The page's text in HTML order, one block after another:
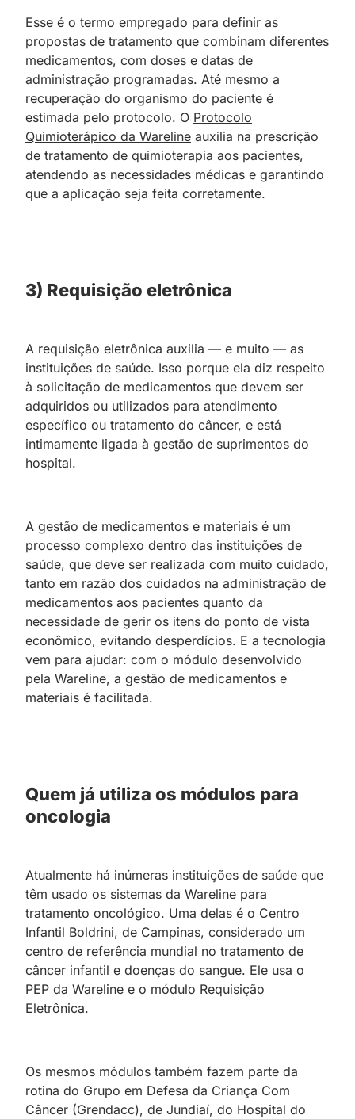
Esse é o termo empregado para definir as
propostas de tratamento que combinam diferentes
medicamentos, com doses e datas de
administração programadas. Até mesmo a
recuperação do organismo do paciente é
estimada pelo protocolo. O Protocolo
Quimioterápico da Wareline auxilia na prescrição
de tratamento de quimioterapia aos pacientes,
atendendo as necessidades médicas e garantindo
que a aplicação seja feita corretamente.
3) Requisição eletrônica
A requisição eletrônica auxilia — e muito — as
instituições de saúde. Isso porque ela diz respeito
à solicitação de medicamentos que devem ser
adquiridos ou utilizados para atendimento
específico ou tratamento do câncer, e está
intimamente ligada à gestão de suprimentos do
hospital.
A gestão de medicamentos e materiais é um
processo complexo dentro das instituições de
saúde, que deve ser realizada com muito cuidado,
tanto em razão dos cuidados na administração de
medicamentos aos pacientes quanto da
necessidade de gerir os itens do ponto de vista
econômico, evitando desperdícios. E a tecnologia
vem para ajudar: com o módulo desenvolvido
pela Wareline, a gestão de medicamentos e
materiais é facilitada.
Quem já utiliza os módulos para
oncologia
Atualmente há inúmeras instituições de saúde que
têm usado os sistemas da Wareline para
tratamento oncológico. Uma delas é o Centro
Infantil Boldrini, de Campinas, considerado um
centro de referência mundial no tratamento de
câncer infantil e doenças do sangue. Ele usa o
PEP da Wareline e o módulo Requisição
Eletrônica.
Os mesmos módulos também fazem parte da
rotina do Grupo em Defesa da Criança Com
Câncer (Grendacc), de Jundiaí, do Hospital do